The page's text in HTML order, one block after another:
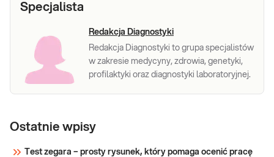
Specjalista
Redakcja Diagnostyki
Redakcja Diagnostyki to grupa specjalistów
w zakresie medycyny, zdrowia, genetyki,
profilaktyki oraz diagnostyki laboratoryjnej.
Ostatnie wpisy
Test zegara – prosty rysunek, który pomaga ocenić pracę